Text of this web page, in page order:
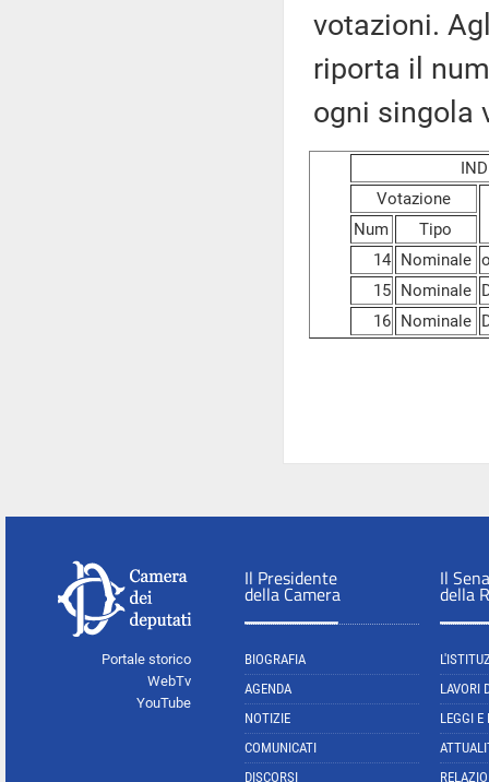
votazioni.
riporta il
ogni singola
Votazione
Num
Tipo
14 Nominale
15 Nominale
16 Nominale
Portale storico
WebTv
YouTube
Il Presidente
della Camera
BIOGRAFIA
AGENDA
NOTIZIE
COMUNICATI
DISCORSI
Il
della
LAVORI
LEGGI E